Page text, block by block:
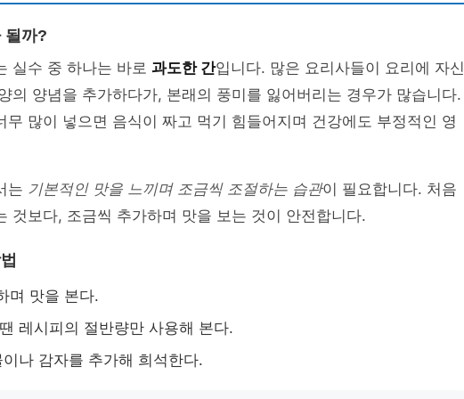
될까?
실수 중 하나는 바로 과도한 간입니다. 많은 요리사들이 요리에 자신
의 양념을 추가하다가, 본래의 풍미를 잃어버리는 경우가 많습니다.
무 많이 넣으면 음식이 짜고 먹기 힘들어지며 건강에도 부정적인 영
는 기본적인 맛을 느끼며 조금씩 조절하는 습관이 필요합니다. 처음
것보다, 조금씩 추가하며 맛을 보는 것이 안전합니다.
며 맛을 본다.
레시피의 절반량만 사용해 본다.
나 감자를 추가해 희석한다.